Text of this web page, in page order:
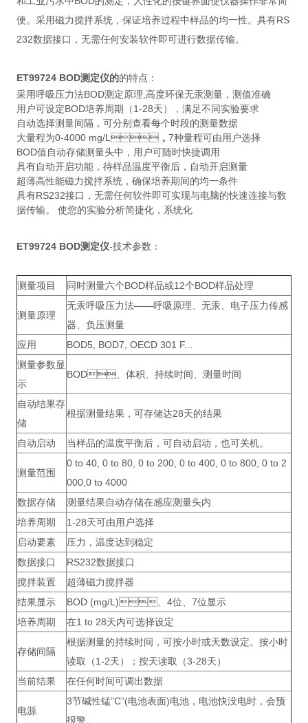
便。采用磁力搅拌系统，保证培养过程中样品的均一性。具有RS
232数据接口，无需任何安装软件即可进行数据传输。
ET99724 BOD测定仪的的特点：
采用呼吸压力法BOD测定原理,高度环保无汞测量，测值准确
用户可设定BOD培养周期（1-28天），满足不同实验要求
自动选择测量间隔，可分别查看每个时段的测量数据
大量程为0-4000 mg/L，7种量程可由用户选择
BOD值自动存储测量头中，用户可随时快捷调用
具有自动开启功能，待样品温度平衡后，自动开启测量
超薄高性能磁力搅拌系统，确保培养期间的均一条件
具有RS232接口，无需任何软件即可实现与电脑的快速连接与数
据传输。 使您的实验分析简捷化，系统化
ET99724 BOD测定仪-技术参数：
测量项目 同时测量六个BOD样品或12个BOD样品处理
测量原理
无汞呼吸压力法——呼吸原理、无汞、电子压力传感
器、负压测量
应用
BOD5, BOD7, OECD 301 F...
测量参数显
示
BOD、体积、持续时间、测量时间
自动结果存
储
根据测量结果，可存储达28天的结果
自动启动 当样品的温度平衡后，可自动启动，也可关机。
测量范围
0 to 40, 0 to 80, 0 to 200, 0 to 400, 0 to 800, 0 to 2
000,0 to 4000
数据存储
测量结果自动存储在感应测量头内
培养周期
1-28天可由用户选择
启动要素
压力，温度达到稳定
数据接口
RS232数据接口
搅拌装置
超薄磁力搅拌器
结果显示
BOD (mg/L)、4位、7位显示
培养周期
在1 to 28天内可选择设定
存储间隔
根据测量的持续时间，可按小时或天数设定。按小时
读取（1-2天）；按天读取（3-28天）
当前结果
在任何时间可调出数据
电源
3节碱性锰”C”(电池表面)电池，电池快没电时，会预
报警。